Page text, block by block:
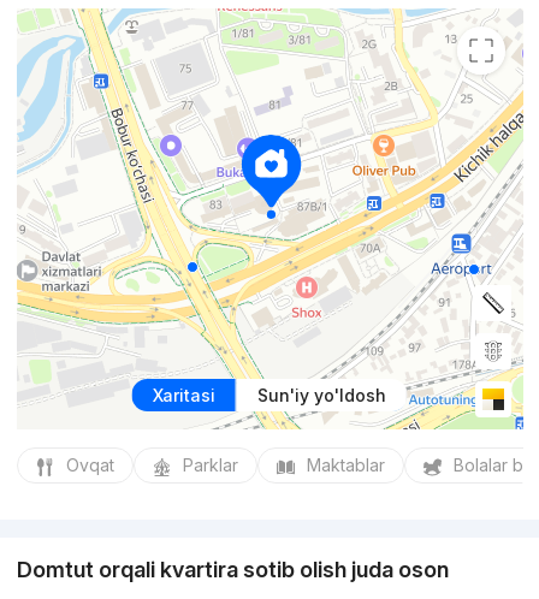
Xaritasi Sun'iy yo'ldosh
Ovqat Parklar Maktablar Bolalar
Domtut orqali kvartira sotib olish juda oson